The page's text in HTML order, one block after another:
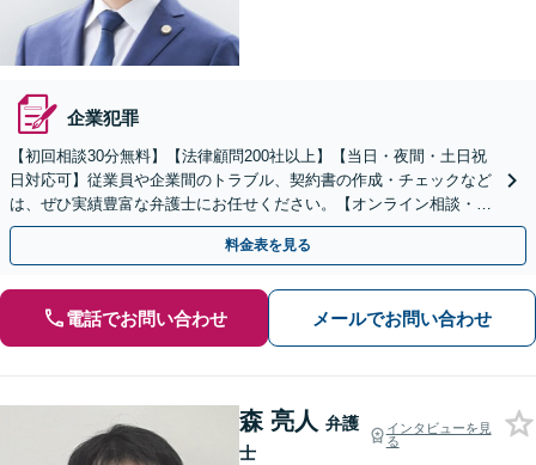
企業犯罪
【初回相談30分無料】【法律顧問200社以上】【当日・夜間・土日祝
日対応可】従業員や企業間のトラブル、契約書の作成・チェックなど
は、ぜひ実績豊富な弁護士にお任せください。【オンライン相談・電
子契約に対応】
料金表を見る
電話でお問い合わせ メールでお問い合わせ
森 亮人 弁護
士
インタビューを見
る